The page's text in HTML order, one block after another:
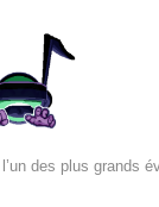
des plus grands